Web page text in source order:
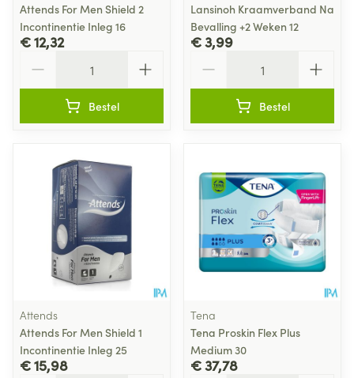
Attends For Men Shield 2
Incontinentie Inleg 16
€ 12,32
Bestel
Lansinoh Kraamverband Na
Bevalling +2 Weken 12
€ 3,99
Bestel
Attends
Attends For Men Shield 1
Incontinentie Inleg 25
€ 15,98
Tena
Tena Proskin Flex Plus
Medium 30
€ 37,78